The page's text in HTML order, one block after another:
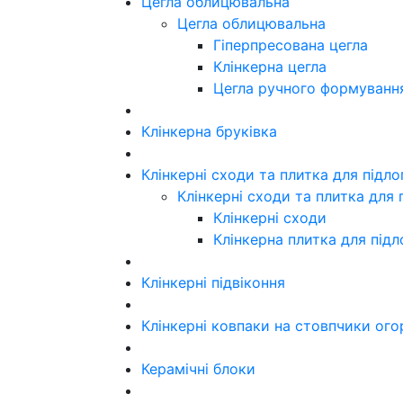
Цегла облицювальна
Гіперпресована цегла
Клінкерна цегла
Цегла ручного
Клінкерна бруківка
Клінкерні сходи та плитка для
Клінкерні сходи та плитка для
Клінкерні сходи
Клінкерна плитка для
Клінкерні підвіконня
Клінкерні ковпаки на стовпчики
Керамічні блоки